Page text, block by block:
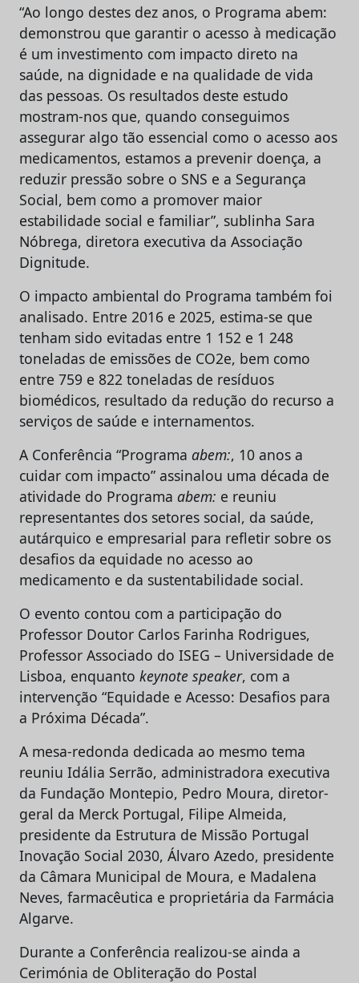
“Ao longo destes dez anos, o Programa abem:
demonstrou que garantir o acesso à medicação
é um investimento com impacto direto na
saúde, na dignidade e na qualidade de vida
das pessoas. Os resultados deste estudo
mostram-nos que, quando conseguimos
assegurar algo tão essencial como o acesso aos
medicamentos, estamos a prevenir doença, a
reduzir pressão sobre o SNS e a Segurança
Social, bem como a promover maior
estabilidade social e familiar”, sublinha Sara
Nóbrega, diretora executiva da Associação
Dignitude.
O impacto ambiental do Programa também foi
analisado. Entre 2016 e 2025, estima-se que
tenham sido evitadas entre 1 152 e 1 248
toneladas de emissões de CO2e, bem como
entre 759 e 822 toneladas de resíduos
biomédicos, resultado da redução do recurso a
serviços de saúde e internamentos.
A Conferência “Programa abem:, 10 anos a
cuidar com impacto” assinalou uma década de
atividade do Programa abem: e reuniu
representantes dos setores social, da saúde,
autárquico e empresarial para refletir sobre os
desafios da equidade no acesso ao
medicamento e da sustentabilidade social.
O evento contou com a participação do
Professor Doutor Carlos Farinha Rodrigues,
Professor Associado do ISEG – Universidade de
Lisboa, enquanto keynote speaker, com a
intervenção “Equidade e Acesso: Desafios para
a Próxima Década”.
A mesa-redonda dedicada ao mesmo tema
reuniu Idália Serrão, administradora executiva
da Fundação Montepio, Pedro Moura, diretor-
geral da Merck Portugal, Filipe Almeida,
presidente da Estrutura de Missão Portugal
Inovação Social 2030, Álvaro Azedo, presidente
da Câmara Municipal de Moura, e Madalena
Neves, farmacêutica e proprietária da Farmácia
Algarve.
Durante a Conferência realizou-se ainda a
Cerimónia de Obliteração do Postal